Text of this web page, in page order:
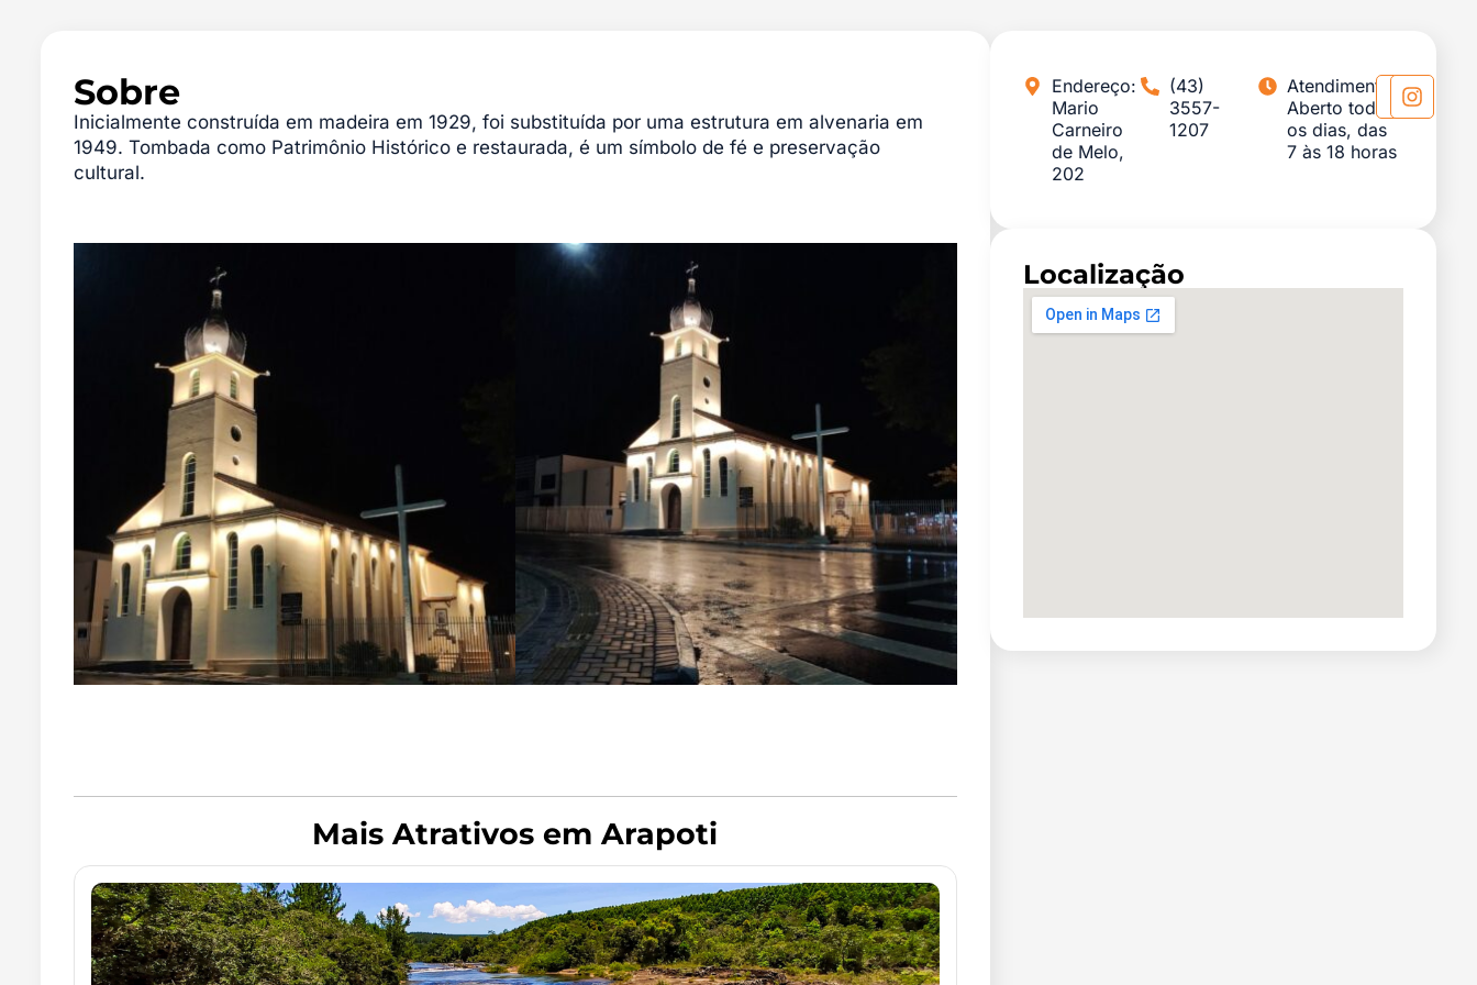
Sobre
Inicialmente construída em madeira em 1929, foi substituída por uma estrutura em alvenaria em
1949. Tombada como Patrimônio Histórico e restaurada, é um símbolo de fé e preservação
cultural.
Mais Atrativos emArapoti
Endereço:
Mario
Carneiro
de Melo,
202
(43)
3557-
1207
Atendimento:
Aberto todos
os dias, das
7 às 18 horas
Localização